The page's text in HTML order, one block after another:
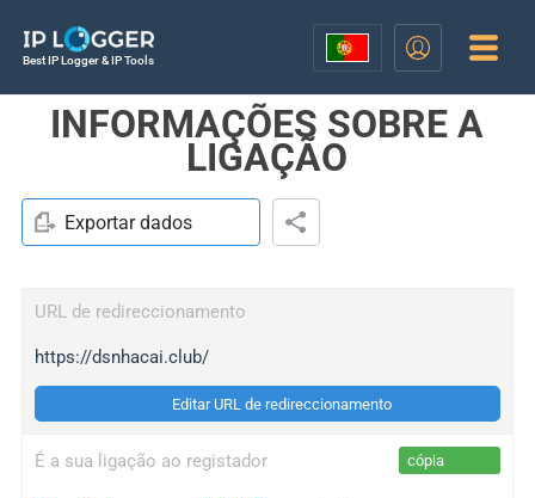
Best IP Logger & IP Tools
INFORMAÇÕES SOBRE A
LIGAÇÃO
Exportar dados
URL de redireccionamento
https://dsnhacai.club/
Editar URL de redireccionamento
É a sua ligação ao registador cópia